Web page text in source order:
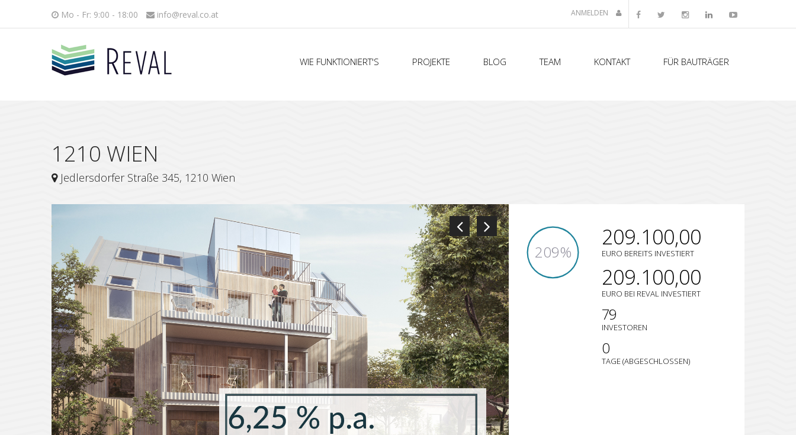
Mo - Fr: 9:00 - 18:00 info@reval.co.at ANMELDEN
WIE FUNKTIONIERT'S PROJEKTE BLOG TEAM KONTAKT FÜR BAUTRÄGER
1210 WIEN
Jedlersdorfer Straße 345, 1210 Wien
209%
209.100,00
EURO BEREITS INVESTIERT
209.100,00
EURO BEI REVAL INVESTIERT
79
INVESTOREN
0
TAGE (ABGESCHLOSSEN)